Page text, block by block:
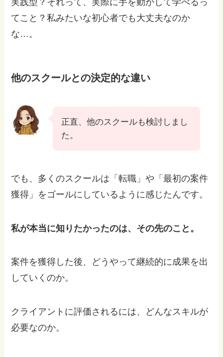
実践型？それって、実際に手を動かして学べるっ
てこと？私みたいな初心者でも大丈夫なのか
な…。
他のスクールとの決定的な違い
正直、他のスクールも検討しまし
た。
でも、多くのスクールは「転職」や「最初の案件
獲得」をゴールにしているように感じたんです。
私が本当に知りたかったのは、その先のこと。
案件を獲得した後、どうやって継続的に成果を出
していくのか。
クライアントに評価されるには、どんなスキルが
必要なのか。